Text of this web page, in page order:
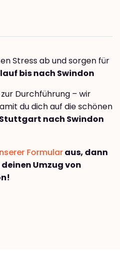
Stress ab und sorgen für
bis nach Swindon
Durchführung – wir
du dich auf die schönen
nach Swindon
Formularaus, dann
Umzug von